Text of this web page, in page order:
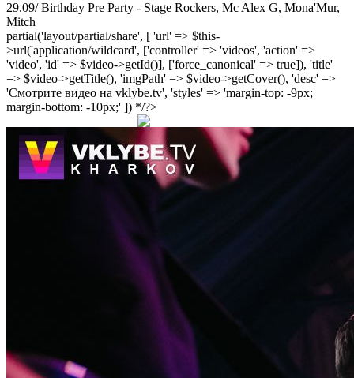
29.09/ Birthday Pre Party - Stage Rockers, Mc Alex G, Mona'Mur,
Mitch
partial('layout/partial/share', [ 'url' => $this-
>url('application/wildcard', ['controller' => 'videos', 'action' =>
'video', 'id' => $video->getId()], ['force_canonical' => true]), 'title'
=> $video->getTitle(), 'imgPath' => $video->getCover(), 'desc' =>
'Смотрите видео на vklybe.tv', 'styles' => 'margin-top: -9px;
margin-bottom: -10px;' ]) */?>